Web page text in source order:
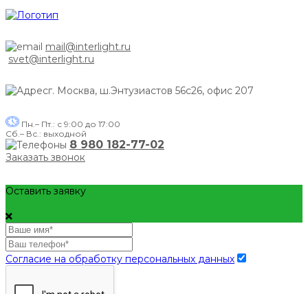
mail@interlight.ru
svet@interlight.ru
г. Москва, ш.Энтузиастов 56с26, офис 207
Пн.– Пт.: с 9:00 до 17:00
Сб.– Вс.: выходной
8 980 182-77-02
Заказать звонок
Оставить заявку
Согласие на обработку персональных данных